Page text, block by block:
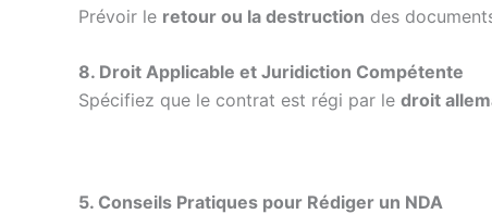
Prévoir le retour ou la destruction des
8. Droit Applicable et Juridiction Compétente
Spécifiez que le contrat est régi par le droit
5. Conseils Pratiques pour Rédiger un NDA